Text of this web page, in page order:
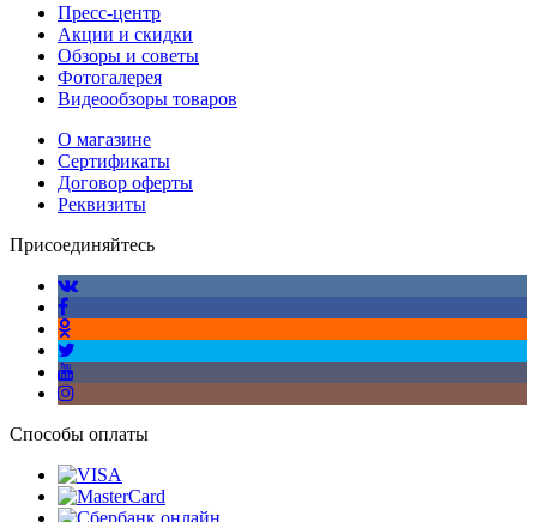
Пресс-центр
Акции и скидки
Обзоры и советы
Фотогалерея
Видеообзоры товаров
О магазине
Сертификаты
Договор оферты
Реквизиты
Присоединяйтесь
Способы оплаты